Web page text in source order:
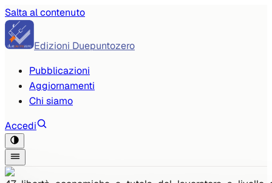
Salta al contenuto
Edizioni Duepuntozero
Pubblicazioni
Aggiornamenti
Chi siamo
Accedi